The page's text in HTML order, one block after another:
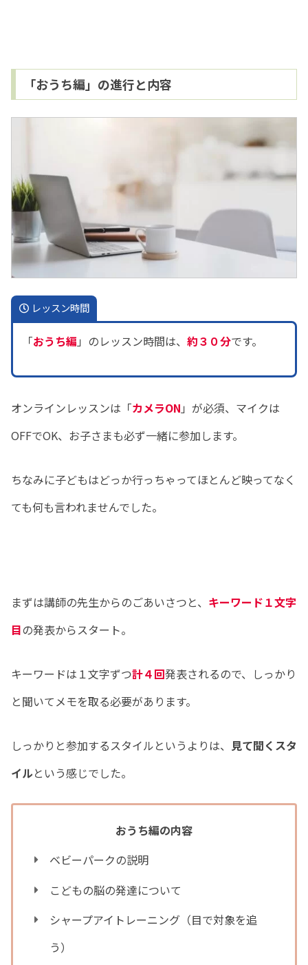
「おうち編」の進行と内容
レッスン時間
「おうち編 」のレッスン時間は、 約３０分です。
オンラインレッスンは「カメラON 」が必須、マイクは
OFFでOK、お子さまも必ず一緒に参加します。
ちなみに子どもはどっか行っちゃってほとんど映ってなく
ても何も言われませんでした。
まずは講師の先生からのごあいさつと、 キーワード１文字
目の発表からスタート。
キーワードは１文字ずつ計４回発表されるので、しっかり
と聞いてメモを取る必要があります。
しっかりと参加するスタイルというよりは、 見て聞くスタ
イルという感じでした。
おうち編の内容
ベビーパークの説明
こどもの脳の発達について
シャープアイトレーニング（目で対象を追
う）